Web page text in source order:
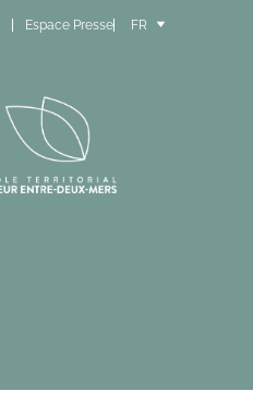
Espace Presse
FR